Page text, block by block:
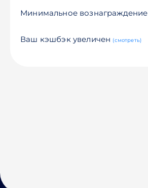
Минимальное вознаграждение
Ваш кэшбэк увеличен (смотреть)